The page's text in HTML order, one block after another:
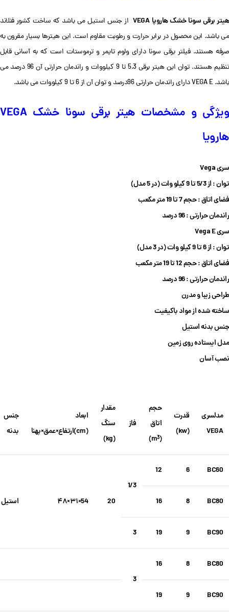
هیتر برقی سونا خشک هاروپا VEGAاز جنس استیل می باشد که ساخت کشور فنلاند
می باشد. این محصول در برابر حرارت و رطوبت مقاوم است. این هیترها بسیار مقرون به
صرفه هستند. فیلتر برقی سونا دارای ولوم تایمر و ترموستات است که به آسانی قابل
تنظیم هستند.
توان این هیتر برقی 5.3 تا 9 کیلووات و راندمان حرارتی آن 96 درصد می
باشد. VEGA E دارای راندمان حرارتی 96درصد و توان آن از 6 تا 9 کیلووات می باشد.
ویژگی و مشخصات هیتر برقی سونا خشک VEGA
هارویا
سری Vega
توان : از 5/3 تا 9 کیلو وات (در 5 مدل)
فضای اتاق : حجم 7 تا 19 متر مکعب
راندمان حرارتی : 96 درصد
سری Vega E
توان : از 6 تا 9 کیلو وات (در 3 مدل)
فضای اتاق : حجم 12 تا 19 متر مکعب
راندمان حرارتی : 96 درصد
طراحی زیبا و مدرن
ساخته شده از مواد باکیفیت
جنس بدنه استیل
مدل ایستاده روی زمین
نصب آسان
مدلسری
VEGA
قدرت
(kw)
حجم
اتاق
(m
3
)
فاز
مقدار
سنگ
(kg)
ابعاد
(cm)
ارتفاع×عمق×پهنا
جنس
بدنه
BC60
6
12
1/3
20
54×۳۱×۴۸ استیل BC80
8
16
BC90
9
19
3
BC80
8
16
3
BC90
9
19